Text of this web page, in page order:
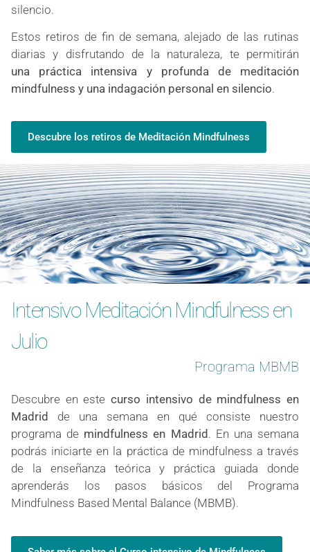
silencio.
Estos retiros de fin de semana, alejado de las rutinas
diarias y disfrutando de la naturaleza, te permitirán
una
práctica intensiva y profunda de meditación
mindfulness y una indagación personal en silencio.
Descubre los retiros de Meditación Mindfulness
Intensivo Meditación Mindfulness en
Julio
Programa MBMB
Descubre en estecurso intensivo de mindfulness en
Madrid de una semana en qué consiste nuestro
programa de mindfulness en Madrid . En una semana
podrás iniciarte en la práctica de mindfulness a través
de la enseñanza teórica y práctica guiada donde
aprenderás los pasos básicos del Programa
Mindfulness Based Mental Balance (MBMB).